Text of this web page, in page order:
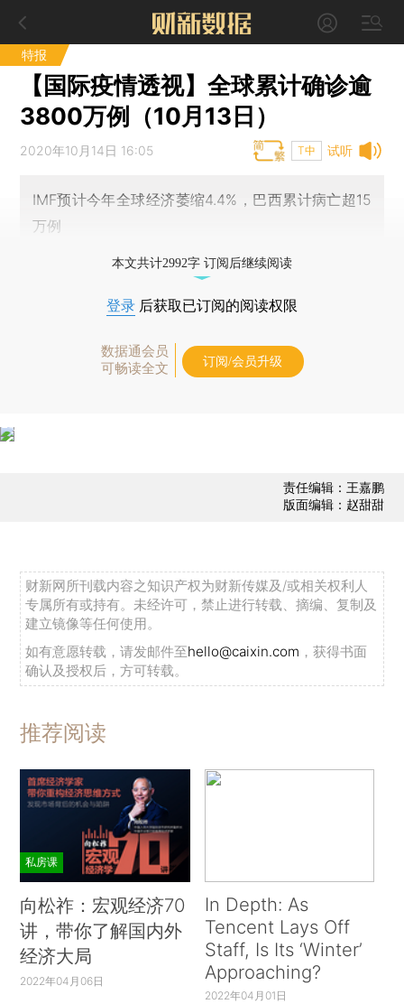
特报
【国际疫情透视】全球累计确诊逾
3800万例（10月13日）
试听
2020年10月14日 16:05 T中
IMF预计今年全球经济萎缩4.4%，巴西累计病亡超15
万例
本文共计2992字 订阅后继续阅读
登录 后获取已订阅的阅读权限
数据通会员
可畅读全文
订阅/会员升级
责任编辑：王嘉鹏
版面编辑：赵甜甜
财新网所刊载内容之知识产权为财新传媒及/或相关权利人
专属所有或持有。未经许可，禁止进行转载、摘编、复制及
建立镜像等任何使用。
如有意愿转载，请发邮件至hello@caixin.com ，获得书面
确认及授权后，方可转载。
推荐阅读
私房课
向松祚：宏观经济70
讲，带你了解国内外
经济大局
2022年04月06日
In Depth: As
Tencent Lays Off
Staff, Is Its ‘Winter’
Approaching?
2022年04月01日